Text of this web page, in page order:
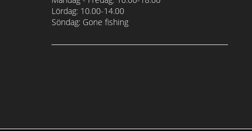
Lördag: 10.00-14.00
Söndag: Gone fishing